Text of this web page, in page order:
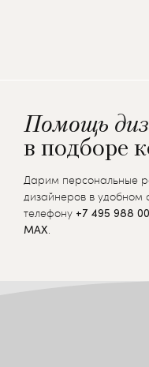
Помощь
в подборе
Дарим персональные
дизайнеров в удобном
телефону +7 495 988
MAX.